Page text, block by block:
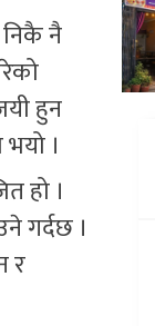
नै
हुन
।
हो ।
गर्दछ ।
र